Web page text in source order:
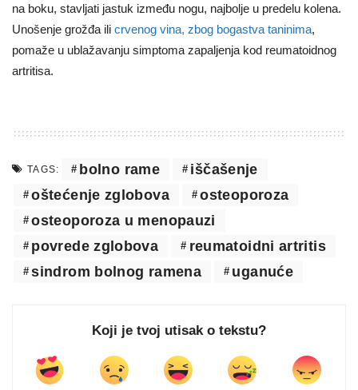
na boku, stavljati jastuk između nogu, najbolje u predelu kolena.
Unošenje grožđa ili crvenog vina, zbog bogastva taninima,
pomaže u ublažavanju simptoma zapaljenja kod reumatoidnog
artritisa.
TAGS: bolno rame
iščašenje
oštećenje zglobova
osteoporoza
osteoporoza u menopauzi
povrede zglobova
reumatoidni artritis
sindrom bolnog ramena
uganuće
Koji je tvoj utisak o tekstu?